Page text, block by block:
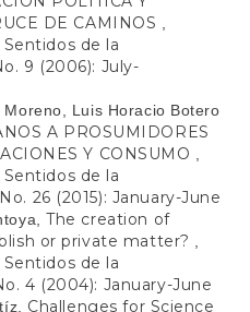
DE CAMINOS
de la
9 (2006): July-
Luis Horacio Botero
A PROSUMIDORES
Y CONSUMO
de la
26 (2015): January-June
The creation of
or private matter?
de la
4 (2004): January-June
Challenges for Science